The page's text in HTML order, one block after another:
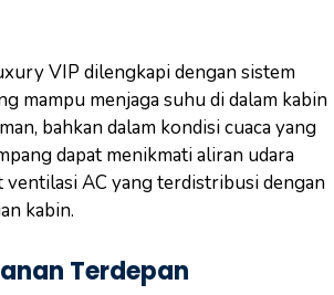
VIP dilengkapi dengan sistem
mampu menjaga suhu di dalam kabin
bahkan dalam kondisi cuaca yang
dapat menikmati aliran udara
ventilasi AC yang terdistribusi dengan
kabin.
Terdepan